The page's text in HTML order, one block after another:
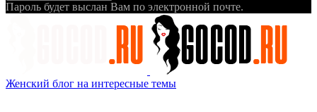
Пароль будет выслан Вам по электронной почте.
Женский блог на интересные темы